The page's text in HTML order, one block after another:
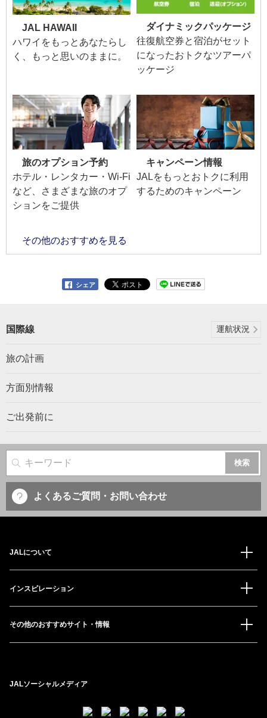
JAL HAWAII
ハワイをもっとあなたらし
く、もっと思いのままに。
ダイナミックパッケージ
往復航空券と宿泊がセット
になったおトクなツアーパ
ッケージ
旅のオプション予約
ホテル・レンタカー・Wi-Fi
など、さまざまな旅のオプ
ションをご提供
キャンペーン情報
JALをもっとおトクに利用
するためのキャンペーン
その他のおすすめを見る
シェア
国際線 運航状況
旅の計画
方面別情報
ご出発前に
サイト内検索
よくあるご質問・お問い合わせ
JALについて
インスピレーション
その他のおすすめサイト・情報
JALソーシャルメディア